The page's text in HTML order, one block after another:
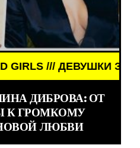
ЗНАМЕНИТОСТИ ///
ДИБРОВА: ОТ
К ГРОМКОМУ
ЛЮБВИ